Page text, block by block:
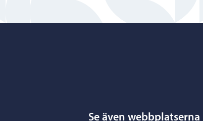
Se även webbplatserna